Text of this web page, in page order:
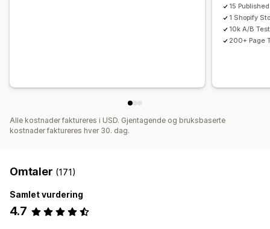
15
1 Shopify
10k A/B
200+ Page
Alle kostnader faktureres i USD. Gjentagende og bruksbaserte
kostnader faktureres hver 30. dag.
Omtaler (171)
Samlet vurdering
4.7